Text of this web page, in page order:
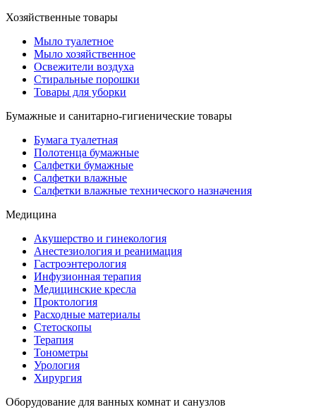
Хозяйственные товары
Мыло туалетное
Мыло хозяйственное
Освежители воздуха
Стиральные порошки
Товары для уборки
Бумажные и санитарно-гигиенические товары
Бумага туалетная
Полотенца бумажные
Салфетки бумажные
Салфетки влажные
Салфетки влажные технического назначения
Медицина
Акушерство и гинекология
Анестезиология и реанимация
Гастроэнтерология
Инфузионная терапия
Медицинские кресла
Проктология
Расходные материалы
Стетоскопы
Терапия
Тонометры
Урология
Хирургия
Оборудование для ванных комнат и санузлов